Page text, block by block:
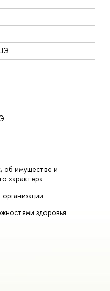
об имуществе и
характера
здоровья